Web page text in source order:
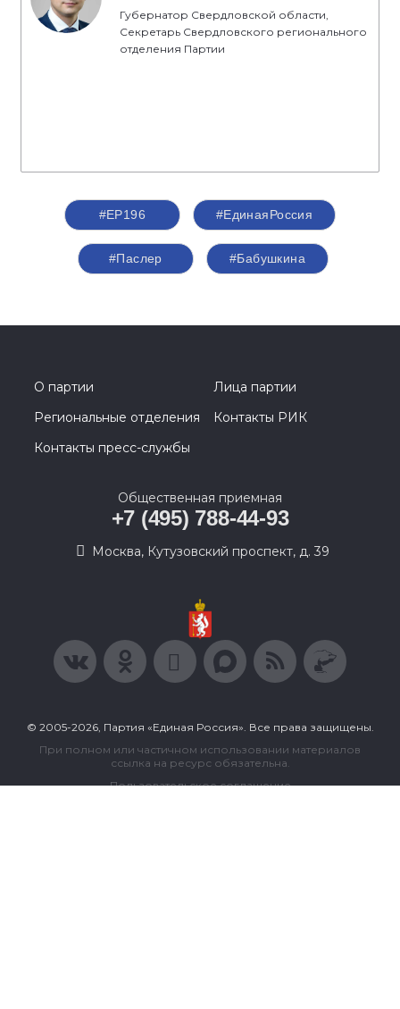
Губернатор Свердловской области,
Секретарь Свердловского регионального
отделения Партии
#ЕР196 #ЕдинаяРоссия
#Паслер #Бабушкина
О партии
Лица партии
Региональные отделения
Контакты РИК
Контакты пресс-службы
Общественная приемная
+7 (495) 788-44-93
Москва, Кутузовский проспект, д. 39
© 2005-2026, Партия «Единая Россия». Все права защищены.
При полном или частичном использовании материалов
ссылка на ресурс обязательна.
Пользовательское соглашение